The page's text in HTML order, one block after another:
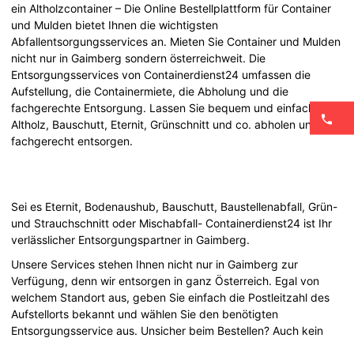
ein Altholzcontainer – Die Online Bestellplattform für Container
und Mulden bietet Ihnen die wichtigsten
Abfallentsorgungsservices an. Mieten Sie Container und Mulden
nicht nur in Gaimberg sondern österreichweit. Die
Entsorgungsservices von Containerdienst24 umfassen die
Aufstellung, die Containermiete, die Abholung und die
fachgerechte Entsorgung. Lassen Sie bequem und einfach
Altholz, Bauschutt, Eternit, Grünschnitt und co. abholen und
fachgerecht entsorgen.
Sei es Eternit, Bodenaushub, Bauschutt, Baustellenabfall, Grün-
und Strauchschnitt oder Mischabfall- Containerdienst24 ist Ihr
verlässlicher Entsorgungspartner in Gaimberg.
Unsere Services stehen Ihnen nicht nur in Gaimberg zur
Verfügung, denn wir entsorgen in ganz Österreich. Egal von
welchem Standort aus, geben Sie einfach die Postleitzahl des
Aufstellorts bekannt und wählen Sie den benötigten
Entsorgungsservice aus. Unsicher beim Bestellen? Auch kein